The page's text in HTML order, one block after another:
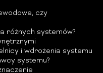
czy
różnych systemów?
i wdrożenia systemu
systemu?